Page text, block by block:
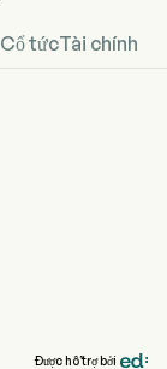
Cổ tứcTài chính
Được hỗ trợ bởi